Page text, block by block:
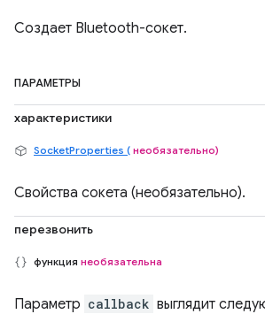
Создает Bluetooth-сокет.
ПАРАМЕТРЫ
характеристики
SocketProperties ( необязательно)
Свойства сокета (необязательно).
перезвонить
функция необязательна
Параметр callback выглядит